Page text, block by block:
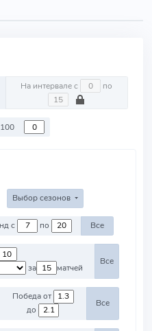
На интервале с по
100
Выбор сезонов
Против команд с по Все
за
матчей
Все
Победа от
до
Все